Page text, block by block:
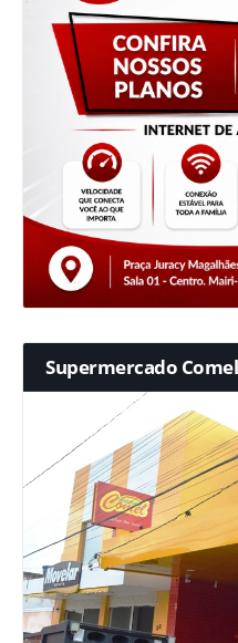
Supermercado Comel